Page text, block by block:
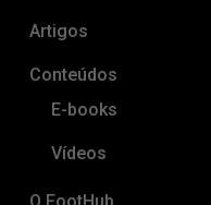
Artigos
Conteúdos
E-books
Vídeos